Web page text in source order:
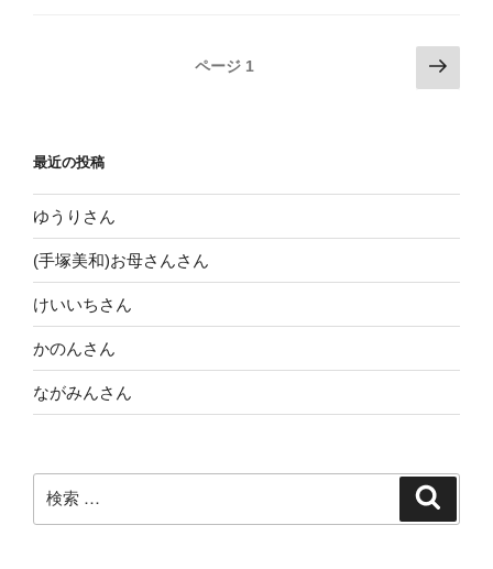
ビ
ー
シ
ョ
ン
ページ 1
次
の
最近の投稿
ゆうりさん
(手塚美和)お母さんさん
けいいちさん
かのんさん
ながみんさん
検
索: